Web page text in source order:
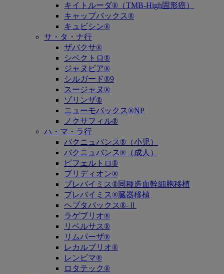
キイトルーダ®（TMB-High固形癌）
キャップバックス®
キュビシン®
サ・タ・ナ行
ザバクサ®
シベクトロ®
ジャヌビア®
シルガード®9
スージャヌ®
ゾリンザ®
ニューモバックス®NP
ノクサフィル®
ハ・マ・ラ行
バクニュバンス®（小児）
バクニュバンス®（成人）
ピフェルトロ®
ブリディオン®
プレバイミス®同種造血幹細胞移植
プレバイミス®臓器移植
ヘプタバックス®-Ⅱ
ラゲブリオ®
リベルサス®
リムパーザ®
レカルブリオ®
レンビマ®
ロタテック®